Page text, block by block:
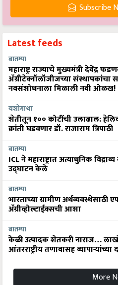
Subscribe
Latest feeds
बातम्या
महाराष्ट्र राज्याचे मुख्यमंत्री देवेंद्र
ॲग्रीटेक्नॉलॉजीजच्या संस्थापकांचा
नवसंशोधनाला मिळाली नवी ओळख!
यशोगाथा
शेतीतून १०० कोटींची उलाढाल:
क्रांती घडवणार डॉ. राजाराम त्रिपाठी
बातम्या
ICL ने महाराष्ट्रात अत्याधुनिक
उद्घाटन केले
बातम्या
भारताच्या ग्रामीण
अ‍ॅग्रीव्होल्टाईक्सची आशा
बातम्या
केळी उत्पादक शेतकरी नाराज…
आंतरराष्ट्रीय तणावासह
More